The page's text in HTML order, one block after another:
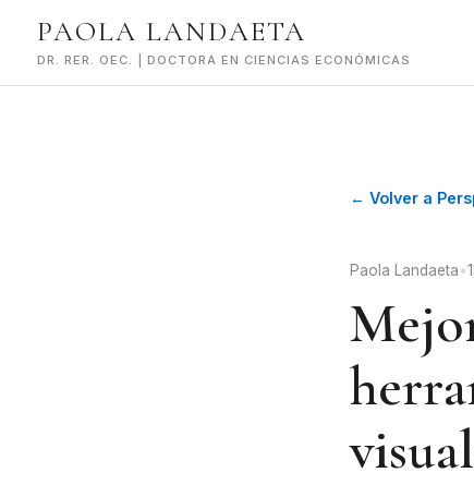
content
PAOLA LANDAETA
DR. RER. OEC. | DOCTORA EN CIENCIAS ECONÓMICAS
← Volver a
Paola Landaeta•